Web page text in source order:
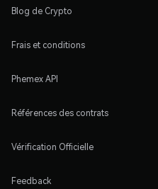
Blog de Crypto
Frais et conditions
Phemex API
Références des contrats
Vérification Officielle
Feedback